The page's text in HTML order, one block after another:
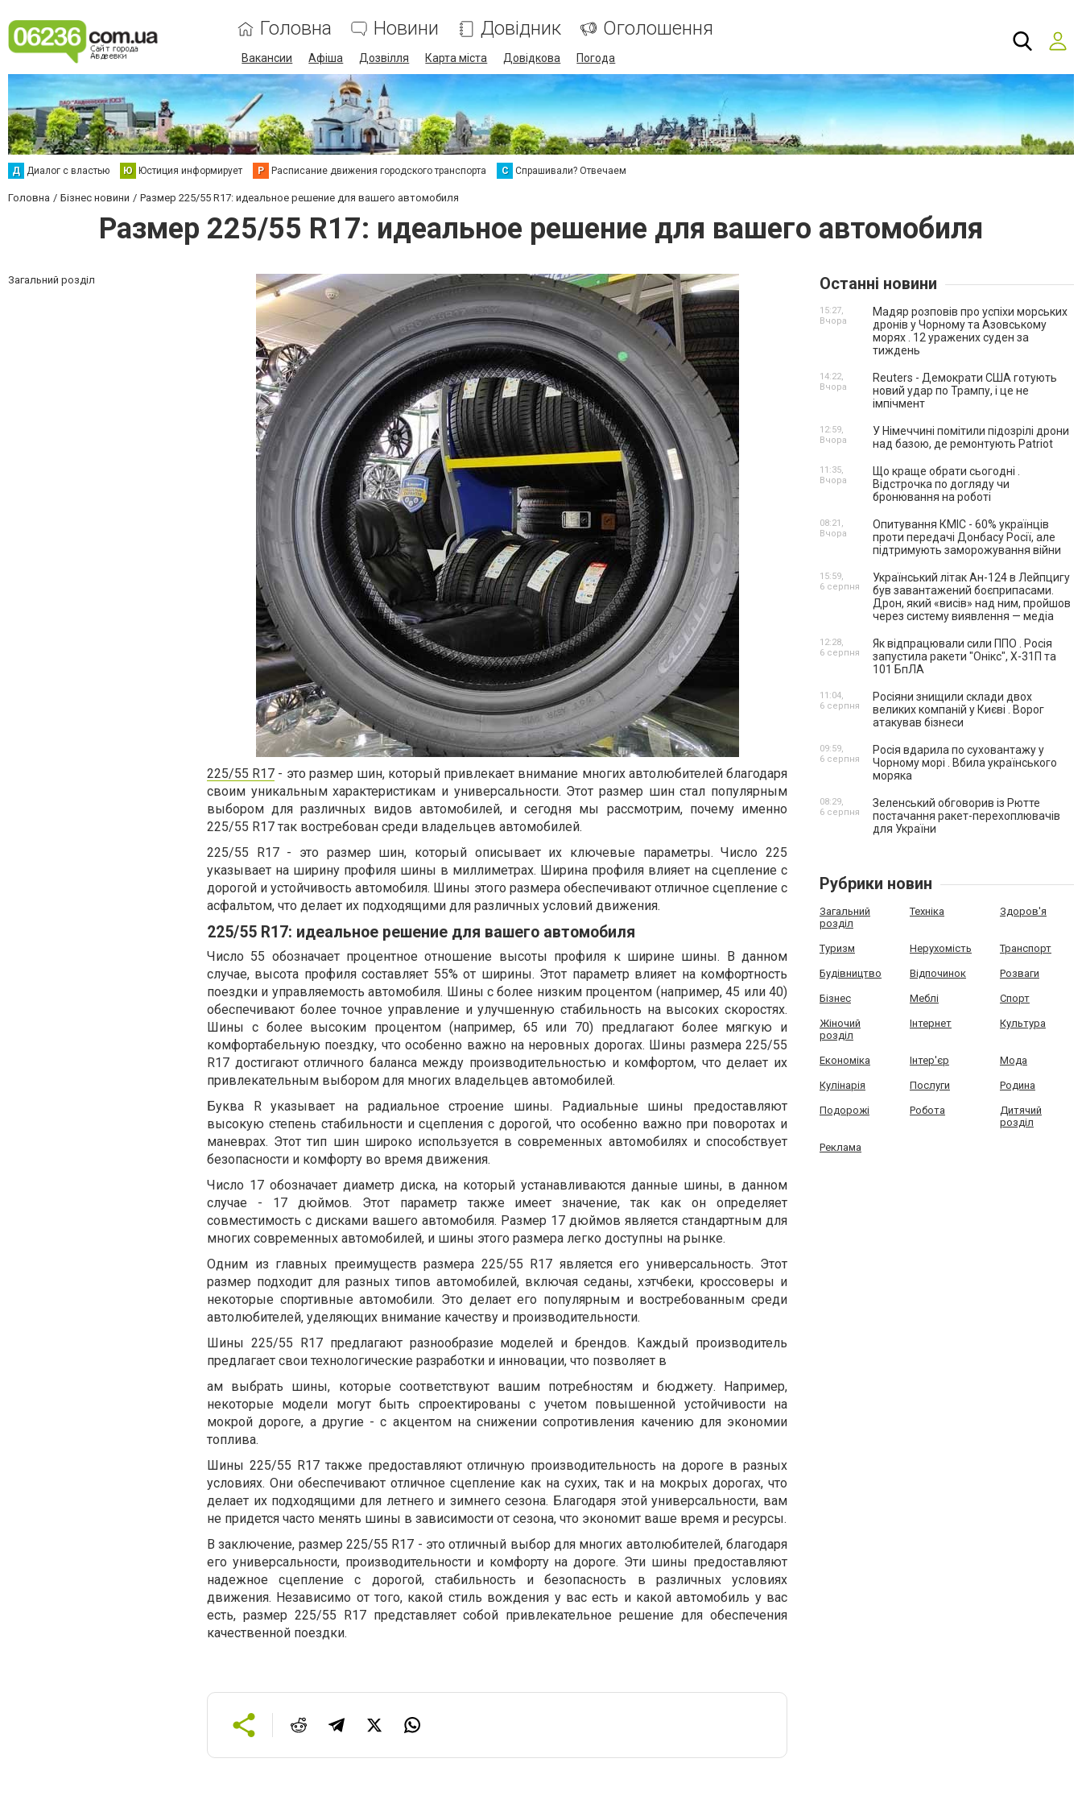
Головна Новини Довідник Оголошення
Вакансии Афіша Дозвілля Карта міста Довідкова Погода
Д Диалог с властью Ю Юстиция информирует Р Расписание движения городского транспорта С Спрашивали? Отвечаем
Головна Бізнес новини Размер 225/55 R17: идеальное решение для вашего автомобиля
Размер 225/55 R17: идеальное решение для вашего автомобиля
Загальний розділ
225/55 R17 - это размер шин, который привлекает внимание многих автолюбителей благодаря
своим уникальным характеристикам и универсальности. Этот размер шин стал популярным
выбором для различных видов автомобилей, и сегодня мы рассмотрим, почему именно
225/55 R17 так востребован среди владельцев автомобилей.
225/55 R17 - это размер шин, который описывает их ключевые параметры. Число 225
указывает на ширину профиля шины в миллиметрах. Ширина профиля влияет на сцепление с
дорогой и устойчивость автомобиля. Шины этого размера обеспечивают отличное сцепление с
асфальтом, что делает их подходящими для различных условий движения.
225/55 R17: идеальное решение для вашего автомобиля
Число 55 обозначает процентное отношение высоты профиля к ширине шины. В данном
случае, высота профиля составляет 55% от ширины. Этот параметр влияет на комфортность
поездки и управляемость автомобиля. Шины с более низким процентом (например, 45 или 40)
обеспечивают более точное управление и улучшенную стабильность на высоких скоростях.
Шины с более высоким процентом (например, 65 или 70) предлагают более мягкую и
комфортабельную поездку, что особенно важно на неровных дорогах. Шины размера 225/55
R17 достигают отличного баланса между производительностью и комфортом, что делает их
привлекательным выбором для многих владельцев автомобилей.
Буква R указывает на радиальное строение шины. Радиальные шины предоставляют
высокую степень стабильности и сцепления с дорогой, что особенно важно при поворотах и
маневрах. Этот тип шин широко используется в современных автомобилях и способствует
безопасности и комфорту во время движения.
Число 17 обозначает диаметр диска, на который устанавливаются данные шины, в данном
случае - 17 дюймов. Этот параметр также имеет значение, так как он определяет
совместимость с дисками вашего автомобиля. Размер 17 дюймов является стандартным для
многих современных автомобилей, и шины этого размера легко доступны на рынке.
Одним из главных преимуществ размера 225/55 R17 является его универсальность. Этот
размер подходит для разных типов автомобилей, включая седаны, хэтчбеки, кроссоверы и
некоторые спортивные автомобили. Это делает его популярным и востребованным среди
автолюбителей, уделяющих внимание качеству и производительности.
Шины 225/55 R17 предлагают разнообразие моделей и брендов. Каждый производитель
предлагает свои технологические разработки и инновации, что позволяет в
ам выбрать шины, которые соответствуют вашим потребностям и бюджету. Например,
некоторые модели могут быть спроектированы с учетом повышенной устойчивости на
мокрой дороге, а другие - с акцентом на снижении сопротивления качению для экономии
топлива.
Шины 225/55 R17 также предоставляют отличную производительность на дороге в разных
условиях. Они обеспечивают отличное сцепление как на сухих, так и на мокрых дорогах, что
делает их подходящими для летнего и зимнего сезона. Благодаря этой универсальности, вам
не придется часто менять шины в зависимости от сезона, что экономит ваше время и ресурсы.
В заключение, размер 225/55 R17 - это отличный выбор для многих автолюбителей, благодаря
его универсальности, производительности и комфорту на дороге. Эти шины предоставляют
надежное сцепление с дорогой, стабильность и безопасность в различных условиях
движения. Независимо от того, какой стиль вождения у вас есть и какой автомобиль у вас
есть, размер 225/55 R17 представляет собой привлекательное решение для обеспечения
качественной поездки.
Останні новини
Мадяр розповів про успіхи морських
дронів у Чорному та Азовському
морях . 12 уражених суден за
тиждень
15:27,
Вчора
Reuters - Демократи США готують
новий удар по Трампу, і це не
імпічмент
14:22,
Вчора
У Німеччині помітили підозрілі дрони
над базою, де ремонтують Patriot
12:59,
Вчора
Що краще обрати сьогодні .
Відстрочка по догляду чи
бронювання на роботі
11:35,
Вчора
Опитування КМІС - 60% українців
проти передачі Донбасу Росії, але
підтримують заморожування війни
08:21,
Вчора
Український літак Ан-124 в Лейпцигу
був завантажений боєприпасами.
Дрон, який «висів» над ним, пройшов
через систему виявлення — медіа
15:59,
6 серпня
Як відпрацювали сили ППО . Росія
запустила ракети "Онікс", Х-31П та
101 БпЛА
12:28,
6 серпня
Росіяни знищили склади двох
великих компаній у Києві . Ворог
атакував бізнеси
11:04,
6 серпня
Росія вдарила по суховантажу у
Чорному морі . Вбила українського
моряка
09:59,
6 серпня
Зеленський обговорив із Рютте
постачання ракет-перехоплювачів
для України
08:29,
6 серпня
Рубрики новин
Загальний
розділ
Техніка Здоров'я
Туризм Нерухомість Транспорт
Будівництво Відпочинок Розваги
Бізнес Меблі Спорт
Жіночий
розділ
Інтернет Культура
Економіка Інтер'єр Мода
Кулінарія Послуги Родина
Подорожі Робота
Дитячий
розділ
Реклама